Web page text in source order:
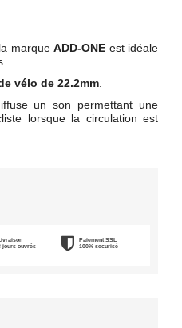
marque ADD-ONE est idéale
vélo de 22.2mm
un son permettant une
lorsque la circulation est
Livraison
jours ouvrés
Paiement SSL
100% securisé